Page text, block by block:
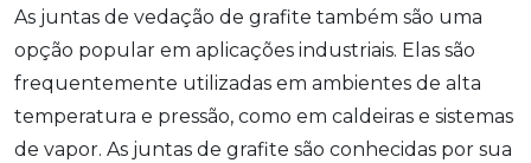
As juntas de vedação de grafite também são uma
opção popular em aplicações industriais. Elas são
frequentemente utilizadas em ambientes de alta
temperatura e pressão, como em caldeiras e sistemas
de vapor. As juntas de grafite são conhecidas por sua